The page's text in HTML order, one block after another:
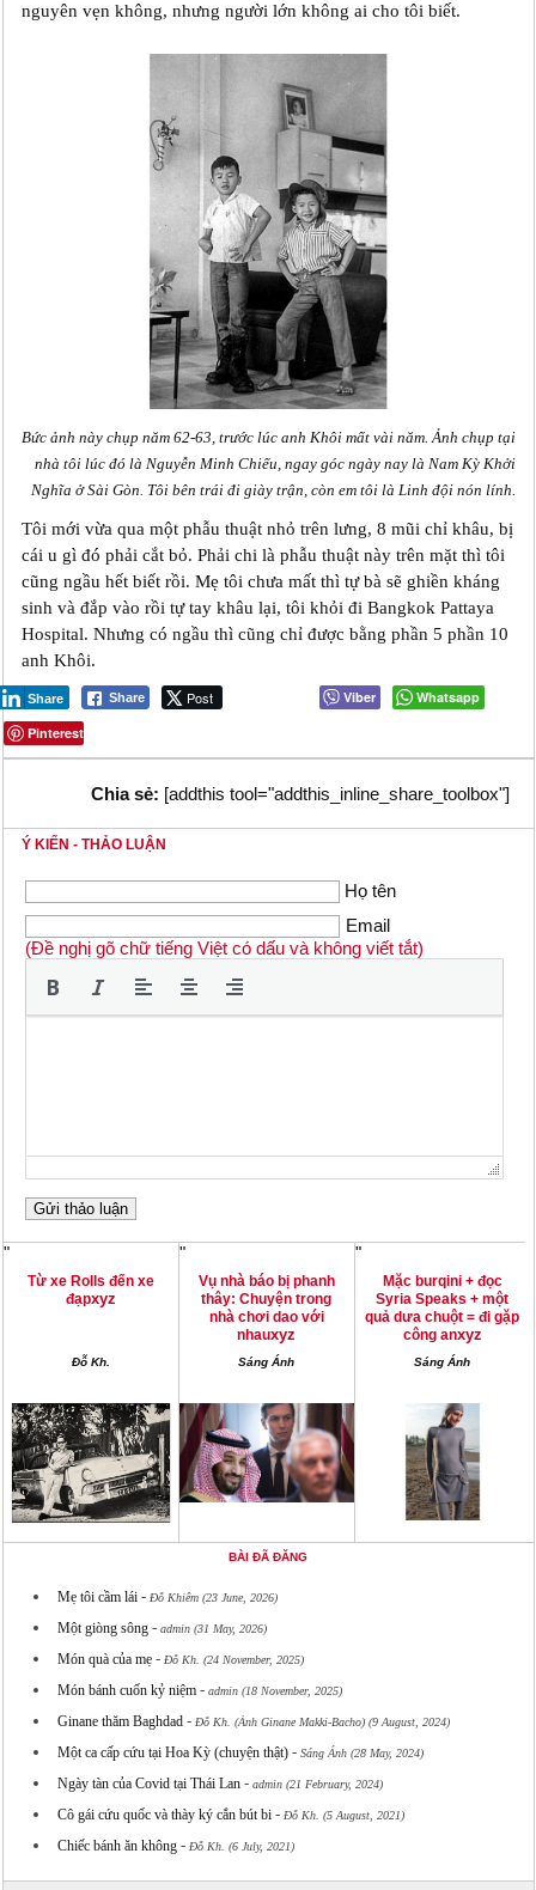
nguyên vẹn không, nhưng người lớn không ai cho tôi biết.
Bức ảnh này chụp năm 62-63, trước lúc anh Khôi mất vài năm. Ảnh chụp tại
nhà tôi lúc đó là Nguyễn Minh Chiếu, ngay góc ngày nay là Nam Kỳ Khởi
Nghĩa ở Sài Gòn. Tôi bên trái đi giày trận, còn em tôi là Linh đội nón lính.
Tôi mới vừa qua một phẫu thuật nhỏ trên lưng, 8 mũi chỉ khâu, bị
cái u gì đó phải cắt bỏ. Phải chi là phẫu thuật này trên mặt thì tôi
cũng ngầu hết biết rồi. Mẹ tôi chưa mất thì tự bà sẽ ghiền kháng
sinh và đắp vào rồi tự tay khâu lại, tôi khỏi đi Bangkok Pattaya
Hospital. Nhưng có ngầu thì cũng chỉ được bằng phần 5 phần 10
anh Khôi.
Share Post
Share Viber
Whatsapp
Pinterest
Chia sẻ: [addthis tool="addthis_inline_share_toolbox"]
Ý KIẾN - THẢO LUẬN
Họ tên
Email
(Đề nghị gõ chữ tiếng Việt có dấu và không viết tắt)
"
Từ xe Rolls đến xe
đạpxyz
Đỗ Kh.
"
Vụ nhà báo bị phanh
thây: Chuyện trong
nhà chơi dao với
nhauxyz
Sáng Ánh
"
Mặc burqini + đọc
Syria Speaks + một
quả dưa chuột = đi gặp
công anxyz
Sáng Ánh
BÀI ĐÃ ĐĂNG
Mẹ tôi cầm lái- Đỗ Khiêm (23 June, 2026)
Một giòng sông- admin (31 May, 2026)
Món quà của mẹ- Đỗ Kh. (24 November, 2025)
Món bánh cuốn kỷ niệm- admin (18 November, 2025)
Ginane thăm Baghdad- Đỗ Kh. (Ảnh Ginane Makki-Bacho) (9 August, 2024)
Một ca cấp cứu tại Hoa Kỳ (chuyện thật)- Sáng Ánh (28 May, 2024)
Ngày tàn của Covid tại Thái Lan- admin (21 February, 2024)
Cô gái cứu quốc và thày ký cắn bút bi- Đỗ Kh. (5 August, 2021)
Chiếc bánh ăn không- Đỗ Kh. (6 July, 2021)